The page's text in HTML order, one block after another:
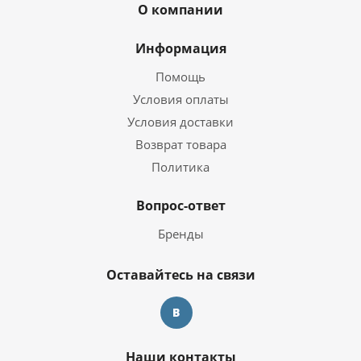
О компании
Информация
Помощь
Условия оплаты
Условия доставки
Возврат товара
Политика
Вопрос-ответ
Бренды
Оставайтесь на связи
Наши контакты